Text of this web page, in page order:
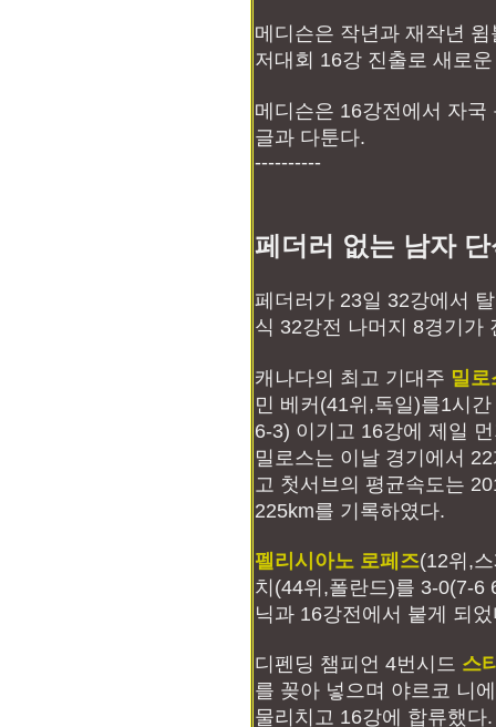
메디슨은 작년과 재작년
저대회 16강 진출로 새로
메디슨은 16강전에서 자
글과 다툰다.
----------
페더러 없는 남자
페더러가 23일 32강에서
식 32강전 나머지 8경기가
캐나다의 최고 기대주 밀
민 베커(41위,독일)를1시
6-3) 이기고 16강에 제일
밀로스는 이날 경기에서
고 첫서브의 평균속도는
225km를 기록하였다.
펠리시아노 로페즈(12위,
치(44위,폴란드)를 3-0(7-6
닉과 16강전에서 붙게 되
디펜딩 챔피언 4번시드 스
를 꽂아 넣으며 야르코 니
물리치고 16강에 합류했다.